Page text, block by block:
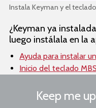
Instala Keyman y el
¿Keyman ya
luego instálala en la
Ayuda para instalar
Inicio del teclado
Keep me